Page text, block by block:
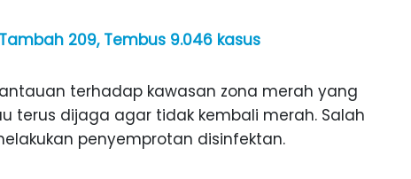
209, Tembus 9.046 kasus
terhadap kawasan zona merah yang
terus dijaga agar tidak kembali merah. Salah
penyemprotan disinfektan.